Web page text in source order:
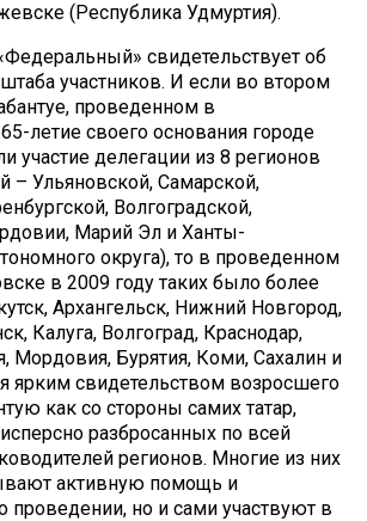
(Республика Удмуртия).
свидетельствует об
участников. И если во втором
проведенном в
летие своего основания городе
участие делегации из 8 регионов
– Ульяновской, Самарской,
Волгоградской,
Марий Эл и Ханты-
округа), то в проведенном
в 2009 году таких было более
Архангельск, Нижний Новгород,
Калуга, Волгоград, Краснодар,
Мордовия, Бурятия, Коми, Сахалин и
ярким свидетельством возросшего
как со стороны самих татар,
разбросанных по всей
регионов. Многие из них
активную помощь и
проведении, но и сами участвуют в